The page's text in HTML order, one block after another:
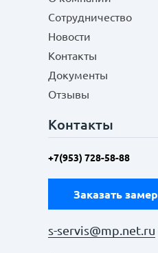
Сотрудничество
Новости
Контакты
Документы
Отзывы
Контакты
+7(953) 728-58-88
Заказать замер
s-servis@mp.net.ru